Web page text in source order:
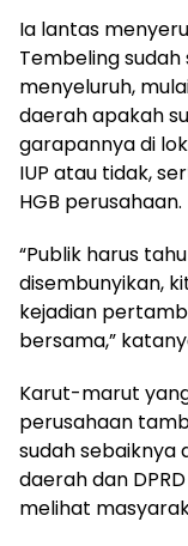
Ia lantas
Tembeling
menyeluruh,
daerah apakah
garapannya di
IUP atau tidak,
HGB perusahaan.
“Publik harus
disembunyikan,
kejadian
bersama,”
Karut-marut
perusahaan
sudah sebaiknya
daerah dan
melihat